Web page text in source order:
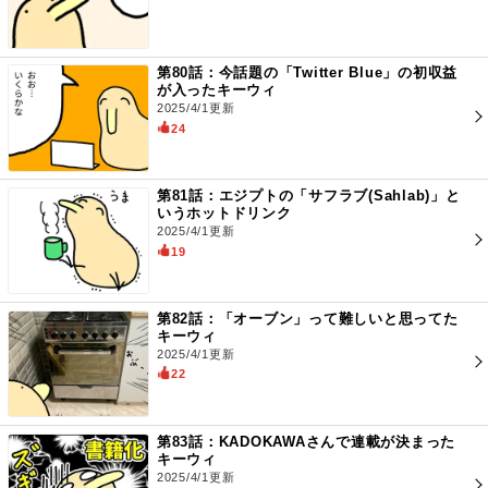
第80話：今話題の「Twitter Blue」の初収益
が入ったキーウィ
2025/4/1更新
24
第81話：エジプトの「サフラブ(Sahlab)」と
いうホットドリンク
2025/4/1更新
19
第82話：「オーブン」って難しいと思ってた
キーウィ
2025/4/1更新
22
第83話：KADOKAWAさんで連載が決まった
キーウィ
2025/4/1更新